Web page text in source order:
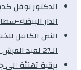
الدار البيضاء-
النص الكامل
الـ27 لعيد العرش المجيد
برقية تهنئة